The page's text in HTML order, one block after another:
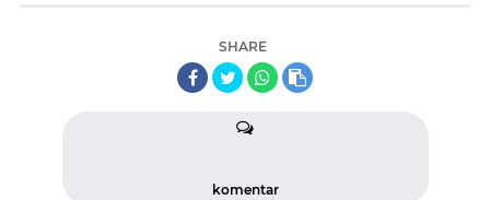
SHARE
komentar